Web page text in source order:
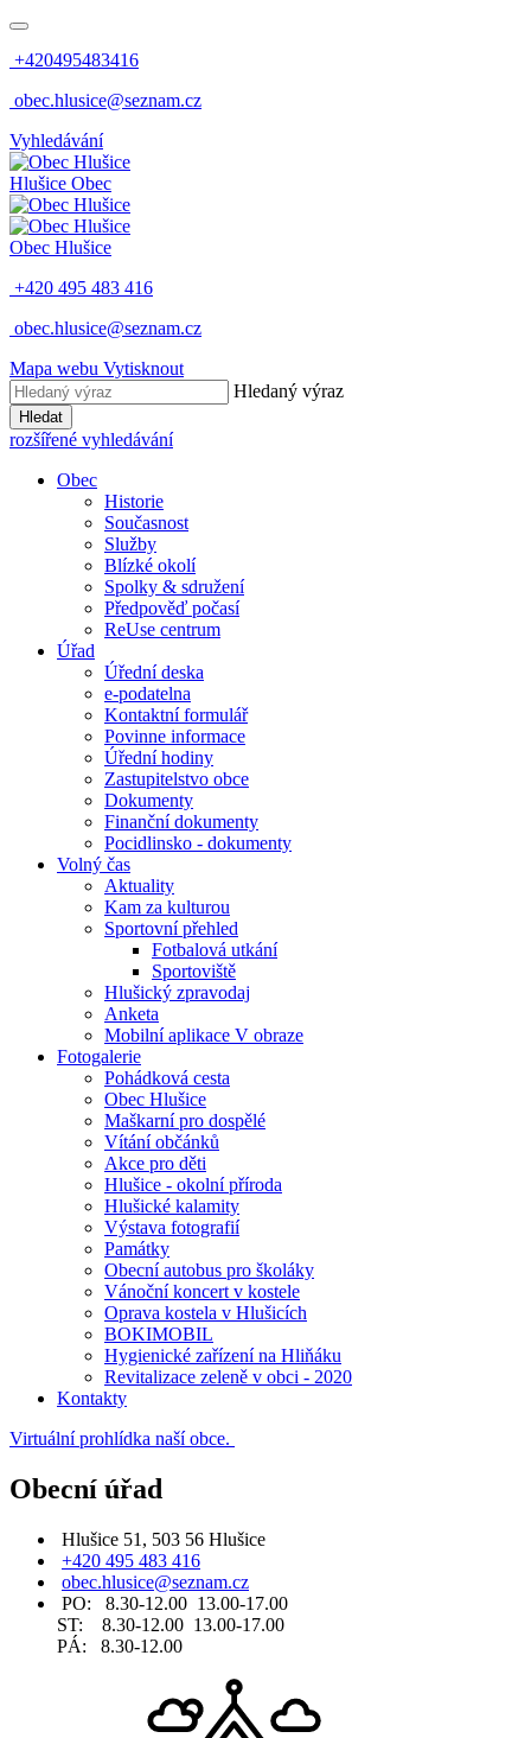
+420495483416
obec.hlusice@seznam.cz
Vyhledávání
Hlušice Obec
Obec Hlušice
+420 495 483 416
obec.hlusice@seznam.cz
Mapa webu Vytisknout
Hledaný výraz
Hledat
rozšířené vyhledávání
Obec
Historie
Současnost
Služby
Blízké okolí
Spolky & sdružení
Předpověď počasí
ReUse centrum
Úřad
Úřední deska
e-podatelna
Kontaktní formulář
Povinne informace
Úřední hodiny
Zastupitelstvo obce
Dokumenty
Finanční dokumenty
Pocidlinsko - dokumenty
Volný čas
Aktuality
Kam za kulturou
Sportovní přehled
Fotbalová utkání
Sportoviště
Hlušický zpravodaj
Anketa
Mobilní aplikace V obraze
Fotogalerie
Pohádková cesta
Obec Hlušice
Maškarní pro dospělé
Vítání občánků
Akce pro děti
Hlušice - okolní příroda
Hlušické kalamity
Výstava fotografií
Památky
Obecní autobus pro školáky
Vánoční koncert v kostele
Oprava kostela v Hlušicích
BOKIMOBIL
Hygienické zařízení na Hliňáku
Revitalizace zeleně v obci - 2020
Kontakty
Virtuální prohlídka naší obce.
Obecní úřad
Hlušice 51, 503 56 Hlušice
+420 495 483 416
obec.hlusice@seznam.cz
PO: 8.30-12.00 13.00-17.00
ST: 8.30-12.00 13.00-17.00
PÁ: 8.30-12.00